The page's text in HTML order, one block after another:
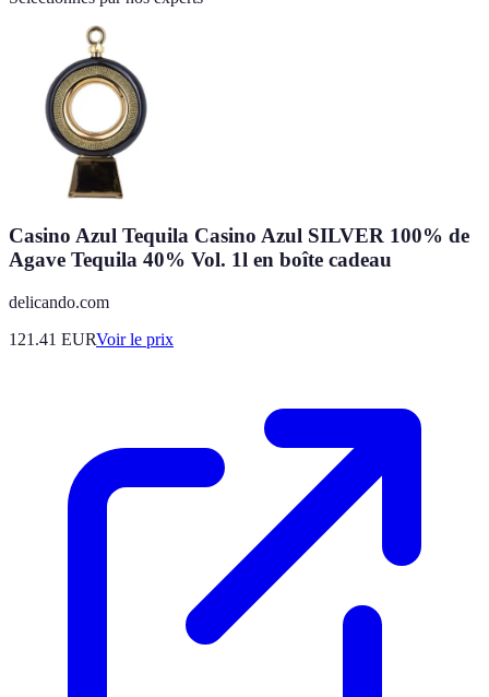
Casino Azul Tequila Casino Azul SILVER 100% de
Agave Tequila 40% Vol. 1l en boîte cadeau
delicando.com
121.41 EURVoir le prix